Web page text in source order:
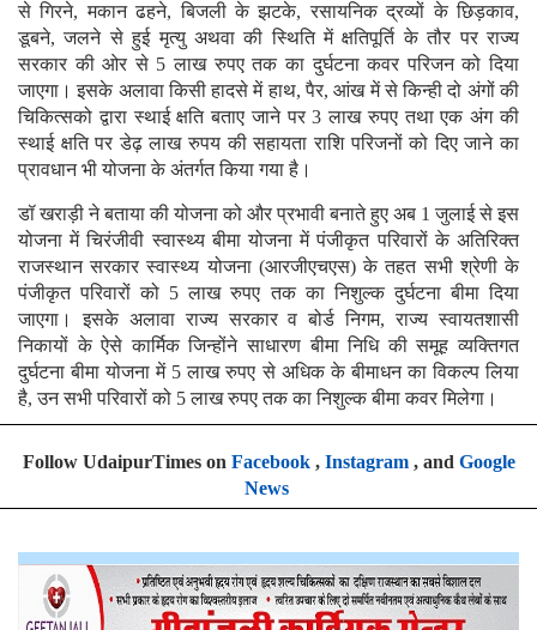
से गिरने, मकान ढहने, बिजली के झटके, रसायनिक द्रव्यों के छिड़काव,
डूबने, जलने से हुई मृत्यु अथवा की स्थिति में क्षतिपूर्ति के तौर पर राज्य
सरकार की ओर से 5 लाख रुपए तक का दुर्घटना कवर परिजन को दिया
जाएगा। इसके अलावा किसी हादसे में हाथ, पैर, आंख में से किन्ही दो अंगों की
चिकित्सको द्वारा स्थाई क्षति बताए जाने पर 3 लाख रुपए तथा एक अंग की
स्थाई क्षति पर डेढ़ लाख रुपय की सहायता राशि परिजनों को दिए जाने का
प्रावधान भी योजना के अंतर्गत किया गया है।
डॉ खराड़ी ने बताया की योजना को और प्रभावी बनाते हुए अब 1 जुलाई से इस
योजना में चिरंजीवी स्वास्थ्य बीमा योजना में पंजीकृत परिवारों के अतिरिक्त
राजस्थान सरकार स्वास्थ्य योजना (आरजीएचएस) के तहत सभी श्रेणी के
पंजीकृत परिवारों को 5 लाख रुपए तक का निशुल्क दुर्घटना बीमा दिया
जाएगा। इसके अलावा राज्य सरकार व बोर्ड निगम, राज्य स्वायतशासी
निकायों के ऐसे कार्मिक जिन्होंने साधारण बीमा निधि की समूह व्यक्तिगत
दुर्घटना बीमा योजना में 5 लाख रुपए से अधिक के बीमाधन का विकल्प लिया
है, उन सभी परिवारों को 5 लाख रुपए तक का निशुल्क बीमा कवर मिलेगा।
Follow UdaipurTimes on Facebook, Instagram, and Google
News